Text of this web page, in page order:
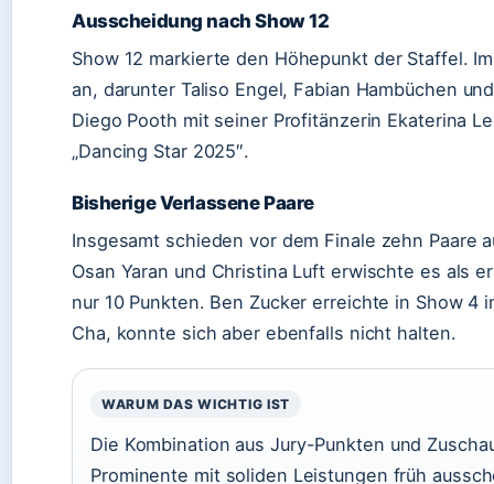
Ausscheidung nach Show 12
Show 12 markierte den Höhepunkt der Staffel.
an, darunter Taliso Engel, Fabian Hambüchen
Diego Pooth mit seiner Profitänzerin Ekaterina
„Dancing Star 2025″.
Bisherige Verlassene Paare
Insgesamt schieden vor dem Finale zehn Paare
Osan Yaran und Christina Luft erwischte es als
nur 10 Punkten. Ben Zucker erreichte in Show 4
Cha, konnte sich aber ebenfalls nicht halten.
WARUM DAS WICHTIG IST
Die Kombination aus Jury-Punkten und
Prominente mit soliden Leistungen früh